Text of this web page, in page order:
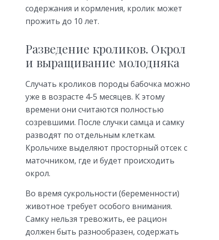
содержания и кормления, кролик может
прожить до 10 лет.
Разведение кроликов. Окрол
и выращивание молодняка
Случать кроликов породы бабочка можно
уже в возрасте 4-5 месяцев. К этому
времени они считаются полностью
созревшими. После случки самца и самку
разводят по отдельным клеткам.
Крольчихе выделяют просторный отсек с
маточником, где и будет происходить
окрол.
Во время сукрольности (беременности)
животное требует особого внимания.
Самку нельзя тревожить, ее рацион
должен быть разнообразен, содержать